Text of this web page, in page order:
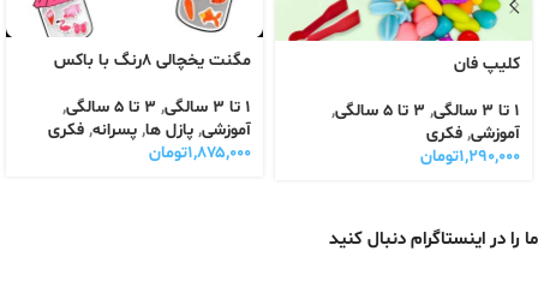
کلیپ فان
1 تا 3 سالگی , 3 تا 5 سالگی
,
آموزشی, فکری
۱,۲۹۰,۰۰۰تومان
مگنت یخچالی ۸رنگ با باکس
1 تا 3 سالگی , 3 تا 5 سالگی
,
آموزشی, پازل ها, پسرانه, فکری
۱,۸۷۵,۰۰۰تومان
ما را در اینستاگرام دنبال کنید